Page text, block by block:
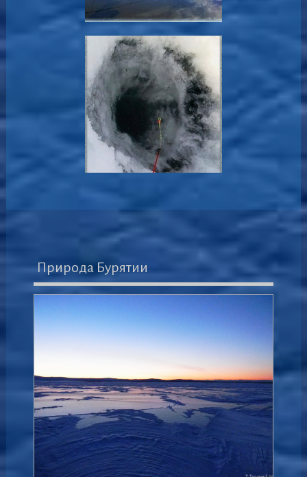
Природа Бурятии